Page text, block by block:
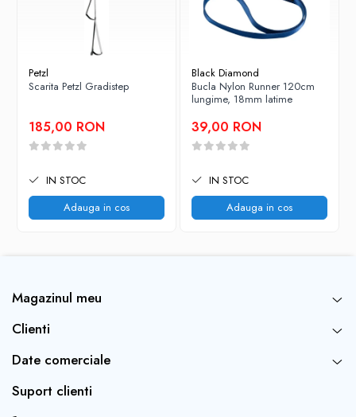
Petzl
Scarita Petzl Gradistep
185,00 RON
IN STOC
Adauga in cos
Black Diamond
Bucla Nylon Runner 120cm
lungime, 18mm latime
39,00 RON
IN STOC
Adauga in cos
Magazinul meu
Clienti
Date comerciale
Suport clienti